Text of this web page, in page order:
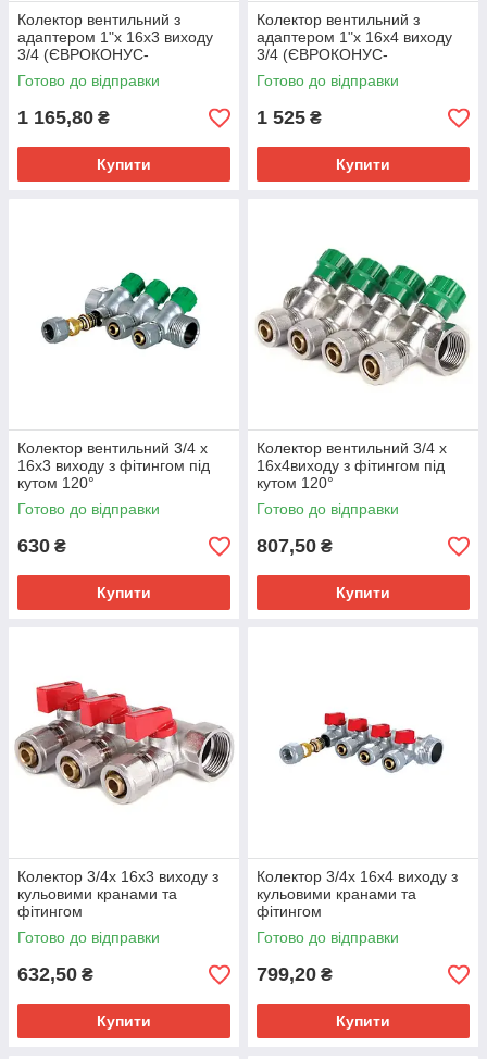
Колектор вентильний з
адаптером 1"х 16х3 виходу
3/4 (ЄВРОКОНУС-
ПЛОСКІСТЬ)
Готово до відправки
1 165,80 ₴
Купити
Колектор вентильний з
адаптером 1"х 16х4 виходу
3/4 (ЄВРОКОНУС-
ПЛОСКІСТЬ)
Готово до відправки
1 525 ₴
Купити
Колектор вентильний 3/4 х
16х3 виходу з фітингом під
кутом 120°
Готово до відправки
630 ₴
Купити
Колектор вентильний 3/4 х
16х4виходу з фітингом під
кутом 120°
Готово до відправки
807,50 ₴
Купити
Колектор 3/4х 16х3 виходу з
кульовими кранами та
фітингом
Готово до відправки
632,50 ₴
Купити
Колектор 3/4х 16х4 виходу з
кульовими кранами та
фітингом
Готово до відправки
799,20 ₴
Купити